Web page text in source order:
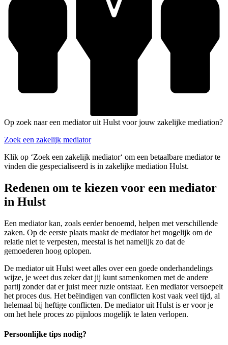
Op zoek naar een mediator uit Hulst voor jouw zakelijke mediation?
Zoek een zakelijk mediator
Klik op ‘Zoek een zakelijk mediator‘ om een betaalbare mediator te
vinden die gespecialiseerd is in zakelijke mediation Hulst.
Redenen om te kiezen voor een mediator
in Hulst
Een mediator kan, zoals eerder benoemd, helpen met verschillende
zaken. Op de eerste plaats maakt de mediator het mogelijk om de
relatie niet te verpesten, meestal is het namelijk zo dat de
gemoederen hoog oplopen.
De mediator uit Hulst weet alles over een goede onderhandelings
wijze, je weet dus zeker dat jij kunt samenkomen met de andere
partij zonder dat er juist meer ruzie ontstaat. Een mediator versoepelt
het proces dus. Het beëindigen van conflicten kost vaak veel tijd, al
helemaal bij heftige conflicten. De mediator uit Hulst is er voor je
om het hele proces zo pijnloos mogelijk te laten verlopen.
Persoonlijke tips nodig?